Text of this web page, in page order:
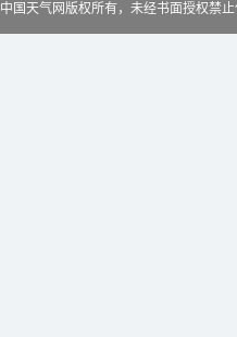
中国天气网版权所有，未经书面授权